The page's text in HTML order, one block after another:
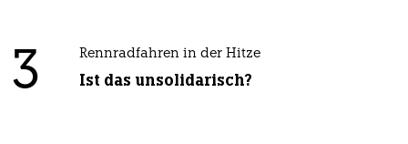
3 Rennradfahren in der Hitze
Ist das unsolidarisch?